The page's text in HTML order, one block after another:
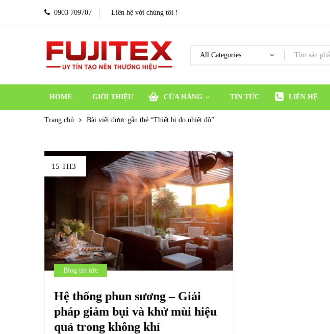
0903 709707 Liên hệ với chúng tôi !
HOME GIỚI THIỆU CỬA HÀNG TIN TỨC LIÊN HỆ
Trang chủ Bài viết được gắn thẻ “Thiết bị đo nhiệt độ”
15 TH3
Blog tin tức
Hệ thống phun sương – Giải
pháp giảm bụi và khử mùi hiệu
quả trong không khí